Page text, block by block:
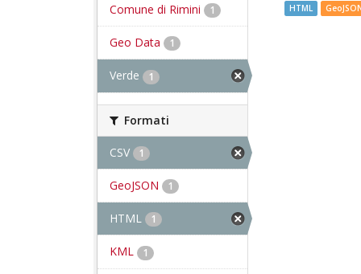
Comune di Rimini 1
Geo Data 1
Verde 1
Formati
CSV 1
GeoJSON 1
HTML 1
KML 1
HTML